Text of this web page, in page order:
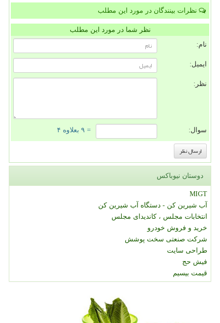
نظرات بینندگان در مورد این مطلب
نظر شما در مورد این مطلب
نام:
ایمیل:
نظر:
سوال: = ۹ بعلاوه ۴
دوستان نیوباکس
MIGT
آب شیرین کن - دستگاه آب شیرین کن
انتخابات مجلس ، کاندیدای مجلس
خرید و فروش خودرو
شرکت صنعتی سخت پوشش
طراحی سایت
فیش حج
قیمت بیسیم